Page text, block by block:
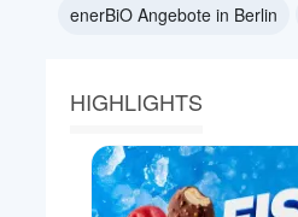
enerBiO Angebote in Berlin
HIGHLIGHTS